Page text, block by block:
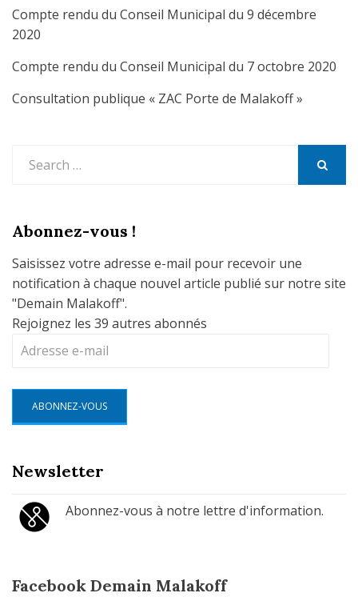
Compte rendu du Conseil Municipal du 9 décembre
2020
Compte rendu du Conseil Municipal du 7 octobre 2020
Consultation publique « ZAC Porte de Malakoff »
for:
Abonnez-vous !
Saisissez votre adresse e-mail pour recevoir une
notification à chaque nouvel article publié sur notre site
"Demain Malakoff".
Rejoignez les 39 autres abonnés
Adresse
ABONNEZ-VOUS
Newsletter
Abonnez-vous à notre lettre d'information.
Facebook Demain Malakoff